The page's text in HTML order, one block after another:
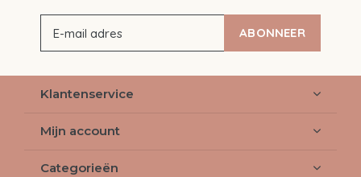
ABONNEER
Klantenservice
Mijn account
Categorieën